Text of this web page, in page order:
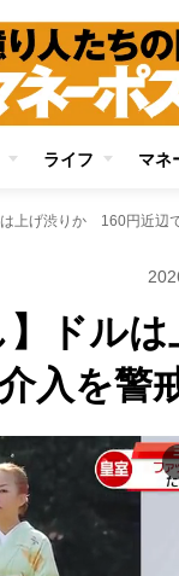
ライフ マネ
は上げ渋りか 160円近辺
】ドル
入を警